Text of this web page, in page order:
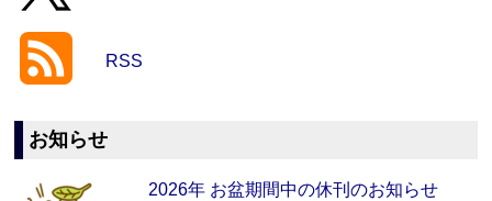
RSS
お知らせ
2026年 お盆期間中の休刊のお知らせ